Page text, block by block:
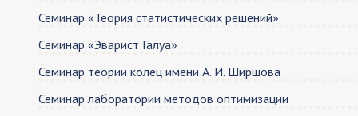
Семинар «Теория статистических решений»
Семинар «Эварист Галуа»
Семинар теории колец имeни А. И. Ширшова
Семинар лаборатории методов оптимизации